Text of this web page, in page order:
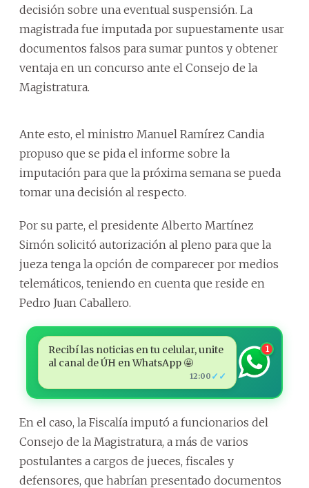
decisión sobre una eventual suspensión. La
magistrada fue imputada por supuestamente usar
documentos falsos para sumar puntos y obtener
ventaja en un concurso ante el Consejo de la
Magistratura.
Ante esto, el ministro Manuel Ramírez Candia
propuso que se pida el informe sobre la
imputación para que la próxima semana se pueda
tomar una decisión al respecto.
Por su parte, el presidente Alberto Martínez
Simón solicitó autorización al pleno para que la
jueza tenga la opción de comparecer por medios
telemáticos, teniendo en cuenta que reside en
Pedro Juan Caballero.
Recibí las noticias en tu celular, unite
al canal de ÚH en WhatsApp 🤩
12:00 ✓✓
1
En el caso, la Fiscalía imputó a funcionarios del
Consejo de la Magistratura, a más de varios
postulantes a cargos de jueces, fiscales y
defensores, que habrían presentado documentos